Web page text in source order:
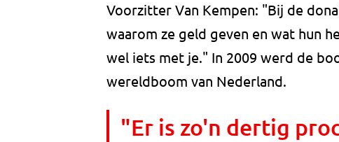
Voorzitter Van Kempen: "Bij de
waarom ze geld geven en wat hun
wel iets met je." In 2009 werd de
wereldboom van Nederland.
"Er is zo'n dertig